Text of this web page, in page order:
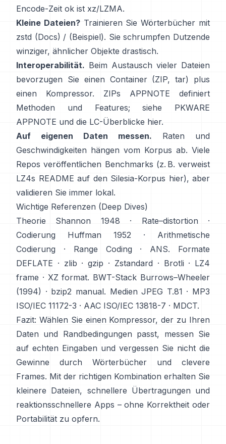
Encode-Zeit ok ist xz/LZMA.
Kleine Dateien?Trainieren Sie Wörterbücher mit
zstd (Docs) / (Beispiel). Sie schrumpfen Dutzende
winziger, ähnlicher Objekte drastisch.
Interoperabilität. Beim Austausch vieler Dateien
bevorzugen Sie einen Container (ZIP, tar) plus
einen Kompressor. ZIPs APPNOTE definiert
Methoden und Features; siehe
PKWARE
APPNOTE und die LC-Überblicke hier.
Auf eigenen Daten messen. Raten und
Geschwindigkeiten hängen vom Korpus ab. Viele
Repos veröffentlichen Benchmarks (z. B. verweist
LZ4s README auf den Silesia-Korpus hier), aber
validieren Sie immer lokal.
Wichtige Referenzen (Deep Dives)
Theorie
Shannon 1948 · Rate–distortion
·
Codierung
Huffman 1952 ·
Arithmetische
Codierung
· Range Coding · ANS. Formate
DEFLATE · zlib · gzip · Zstandard · Brotli · LZ4
frame · XZ format. BWT-Stack Burrows–Wheeler
(1994) · bzip2 manual. Medien JPEG T.81 · MP3
ISO/IEC 11172-3 · AAC ISO/IEC 13818-7 · MDCT.
Fazit: Wählen Sie einen Kompressor, der zu Ihren
Daten und Randbedingungen passt, messen Sie
auf echten Eingaben und vergessen Sie nicht die
Gewinne durch Wörterbücher und clevere
Frames. Mit der richtigen Kombination erhalten Sie
kleinere Dateien, schnellere Übertragungen und
reaktionsschnellere Apps – ohne Korrektheit oder
Portabilität zu opfern.